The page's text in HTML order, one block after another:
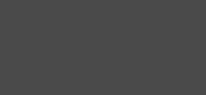
Beijing 2022